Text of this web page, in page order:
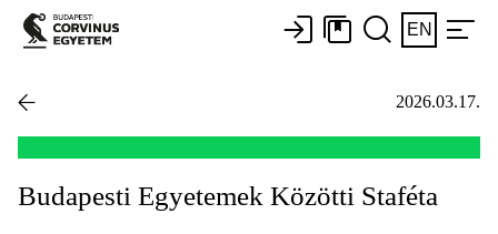
EN
2026.03.17.
Budapesti Egyetemek Közötti Staféta